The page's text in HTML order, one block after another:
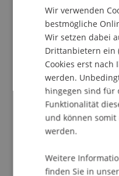
Im Jahre 1994 haben
Fuchs, beide damals
Richter, zu einer
zusammengetan.
In den ersten fünf
Wettbewerbe
Bauaufgaben -
Küchendesign.
Wir verwenden
bestmögliche
Wir setzen dabei
Drittanbietern ein
Cookies erst
werden.
hingegen sind für
Funktionalität
und können
werden.
Weitere
finden Sie in